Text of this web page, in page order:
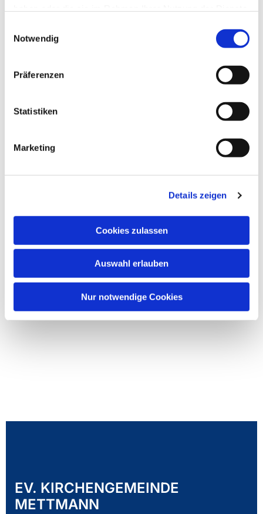
Notwendig
Präferenzen
Statistiken
Marketing
Details zeigen
Cookies zulassen
Auswahl erlauben
Nur notwendige Cookies
Dies könnte Sie auch
EV. KIRCHENGEMEINDE
METTMANN